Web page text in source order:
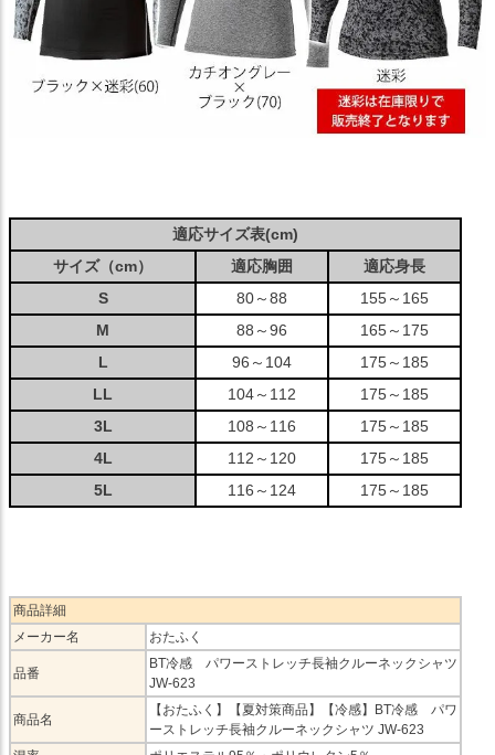
適応サイズ表(cm)
サイズ（cm）
適応胸囲
適応身長
S
80～88
155～165
M
88～96
165～175
L
96～104
175～185
LL
104～112
175～185
3L
108～116
175～185
4L
112～120
175～185
5L
116～124 175～185
商品詳細
メーカー名
おたふく
品番
BT冷感 パワーストレッチ長袖クルーネックシャツ
JW-623
商品名
【おたふく】【夏対策商品】【冷感】BT冷感 パワ
ーストレッチ長袖クルーネックシャツ JW-623